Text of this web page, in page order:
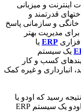
اینترنت و میزبانی
قدرتمند و
خانگی و سازمانی پاسخ
گرفت تا برای مدیریت بهتر
ERP یا
یک سیستم
کسب و کار
انبارداری و غیره کمک
رسید که اودو یا
Odoo بهترین راه حل برای ERP خود است. اودو یک سیستم ERP